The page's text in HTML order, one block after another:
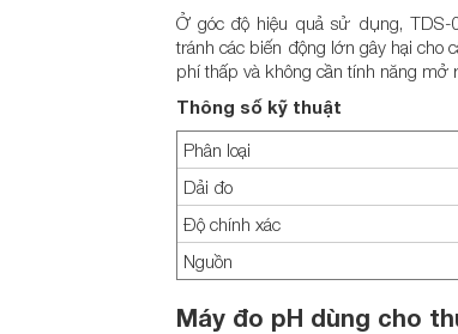
Ở góc độ hiệu quả sử dụng,
tránh các biến động lớn gây hại cho
phí thấp và không cần tính năng mở
Thông số kỹ thuật
Phân loại
Dải đo
Độ chính xác
Nguồn
Máy đo pH dùng cho